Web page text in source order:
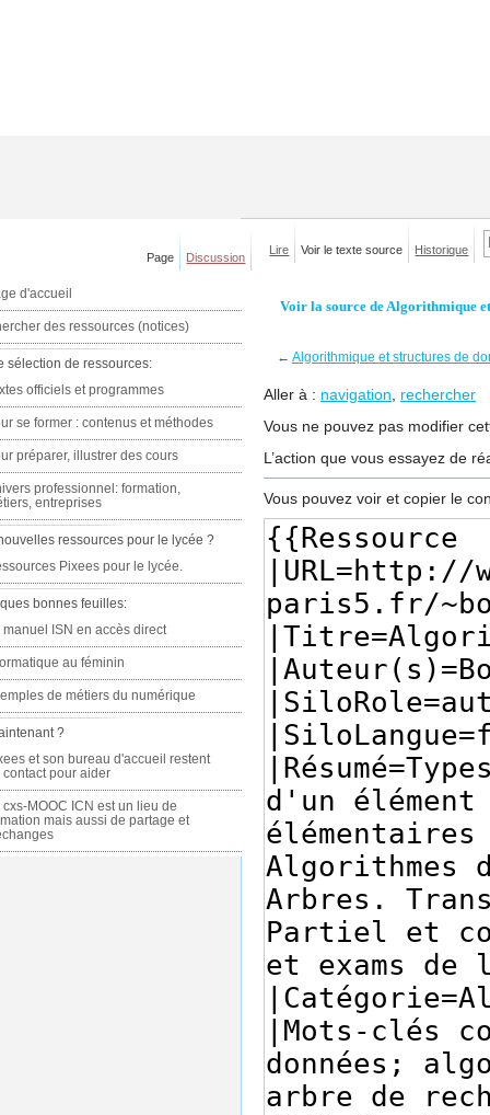
Voir la source de Algorithmique
← Algorithmique et structures de
Aller à : navigation, rechercher
Vous ne pouvez pas modifier
L’action que vous essayez de
Vous pouvez voir et copier le
Page Discussion
Lire Voir le texte source Historique
d'accueil
des ressources (notices)
sélection de ressources:
officiels et programmes
se former : contenus et méthodes
préparer, illustrer des cours
professionnel: formation,
entreprises
ressources pour le lycée ?
Pixees pour le lycée.
bonnes feuilles:
manuel ISN en accès direct
au féminin
de métiers du numérique
?
et son bureau d'accueil restent
contact pour aider
cxs-MOOC ICN est un lieu de
mais aussi de partage et